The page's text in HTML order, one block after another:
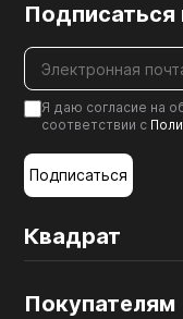
Квадрат
Покупателям
Подписаться
Я даю согласие на
соответствии с
Подписаться